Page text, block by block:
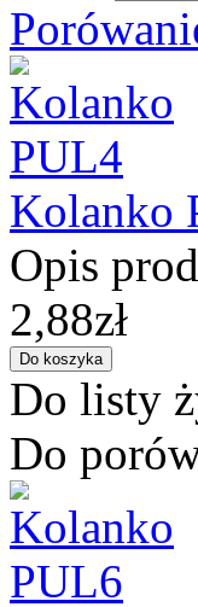
Kolanko
Opis
2,88zł
Do listy
Do